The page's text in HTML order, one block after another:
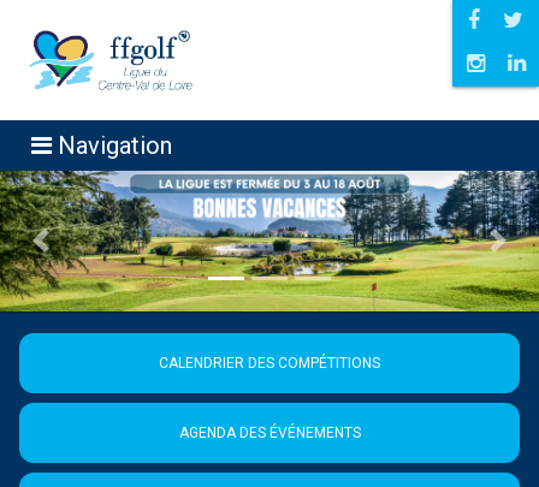
Navigation
Précédent
CALENDRIER DES COMPÉTITIONS
AGENDA DES ÉVÉNEMENTS